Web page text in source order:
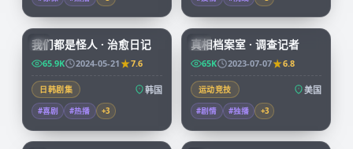
KR
66:08
我们都是怪人 · 治愈日记
65.9K 2024-05-21 7.6
日韩剧集 韩国
#喜剧 #热播 +3
CN
50:05
真相档案室 · 调查记者
65K 2023-07-07 6.8
运动竞技 美国
#剧情 #独播 +3
73:38